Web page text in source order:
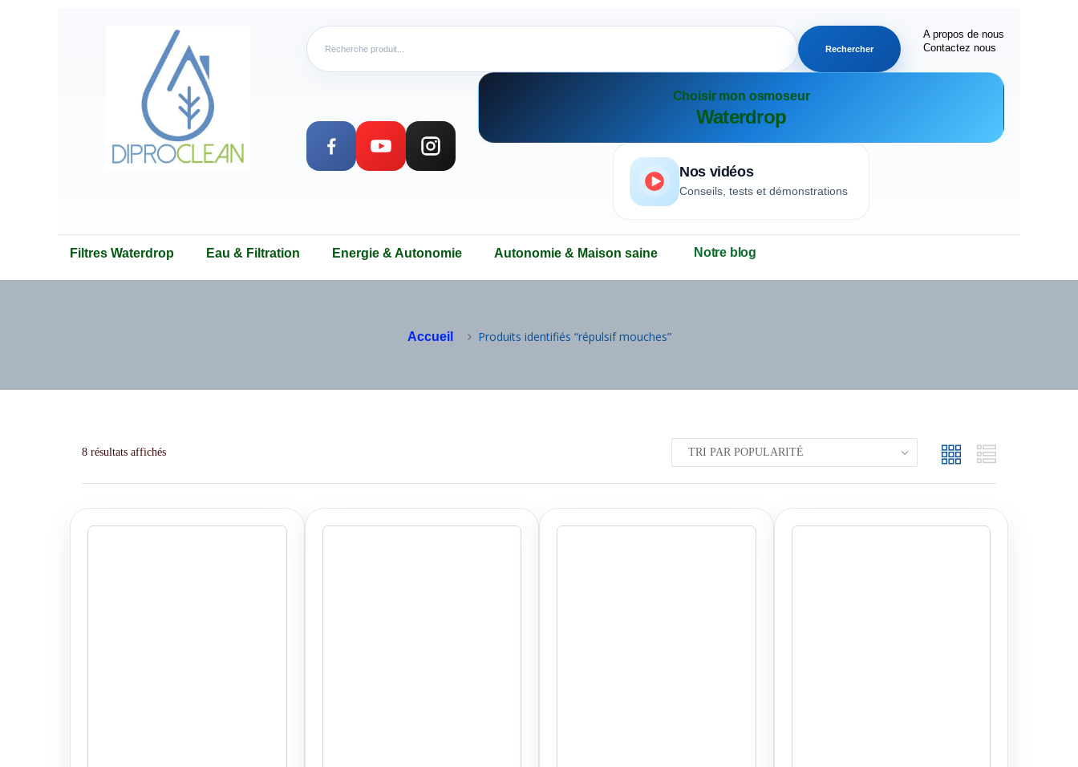
Rechercher
A propos de nous
Contactez nous
Choisir mon osmoseur
Waterdrop
Nos vidéos
Conseils, tests et démonstrations
Filtres Waterdrop Eau & Filtration Energie & Autonomie Autonomie & Maison saine Notre blog
Accueil Produits identifiés “répulsif mouches”
8 résultats affichés